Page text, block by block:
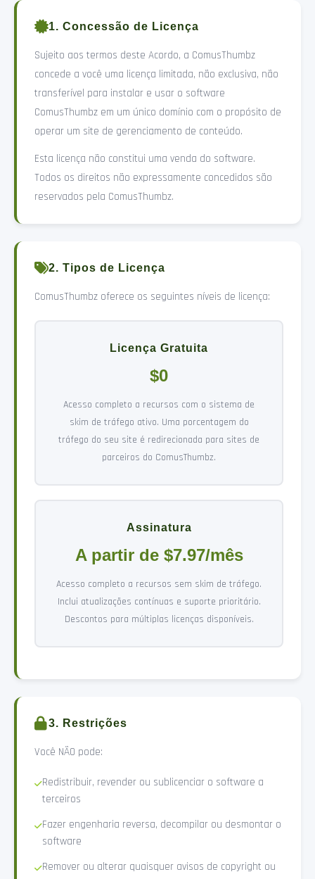
1. Concessão de Licença
Sujeito aos termos deste Acordo, a ComusThumbz
concede a você uma licença limitada, não exclusiva, não
transferível para instalar e usar o software
ComusThumbz em um único domínio com o propósito de
operar um site de gerenciamento de conteúdo.
Esta licença não constitui uma venda do software.
Todos os direitos não expressamente concedidos são
reservados pela ComusThumbz.
2. Tipos de Licença
ComusThumbz oferece os seguintes níveis de licença:
Licença Gratuita
$0
Acesso completo a recursos com o sistema de
skim de tráfego ativo. Uma porcentagem do
tráfego do seu site é redirecionada para sites de
parceiros do ComusThumbz.
Assinatura
A partir de $7.97/mês
Acesso completo a recursos sem skim de tráfego.
Inclui atualizações contínuas e suporte prioritário.
Descontos para múltiplas licenças disponíveis.
3. Restrições
Você NÃO pode:
Redistribuir, revender ou sublicenciar o software a
terceiros
Fazer engenharia reversa, decompilar ou desmontar o
software
Remover ou alterar quaisquer avisos de copyright ou